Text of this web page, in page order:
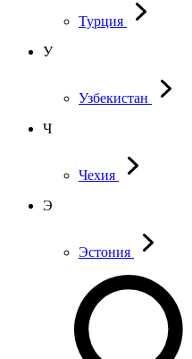
Турция
У
Узбекистан
Ч
Чехия
Э
Эстония